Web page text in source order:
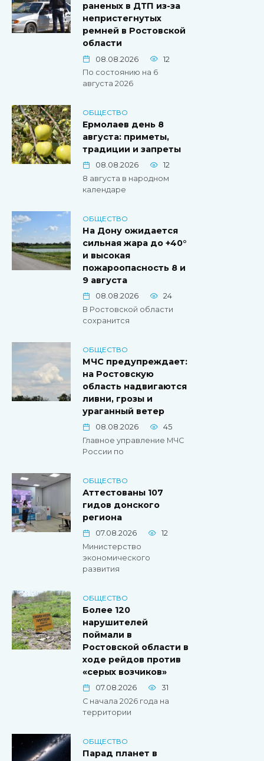
раненых в ДТП из-за
непристегнутых
ремней в Ростовской
области
08.08.2026
12
По состоянию на 6
августа 2026
ОБЩЕСТВО
Ермолаев день 8
августа: приметы,
традиции и запреты
08.08.2026
12
8 августа в народном
календаре
ОБЩЕСТВО
На Дону ожидается
сильная жара до +40°
и высокая
пожароопасность 8 и
9 августа
08.08.2026
24
В Ростовской области
сохранится
ОБЩЕСТВО
МЧС предупреждает:
на Ростовскую
область надвигаются
ливни, грозы и
ураганный ветер
08.08.2026
45
Главное управление МЧС
России по
ОБЩЕСТВО
Аттестованы 107
гидов донского
региона
07.08.2026
12
Министерство
экономического
развития
ОБЩЕСТВО
Более 120
нарушителей
поймали в
Ростовской области в
ходе рейдов против
«серых возчиков»
07.08.2026
31
С начала 2026 года на
территории
ОБЩЕСТВО
Парад планет в